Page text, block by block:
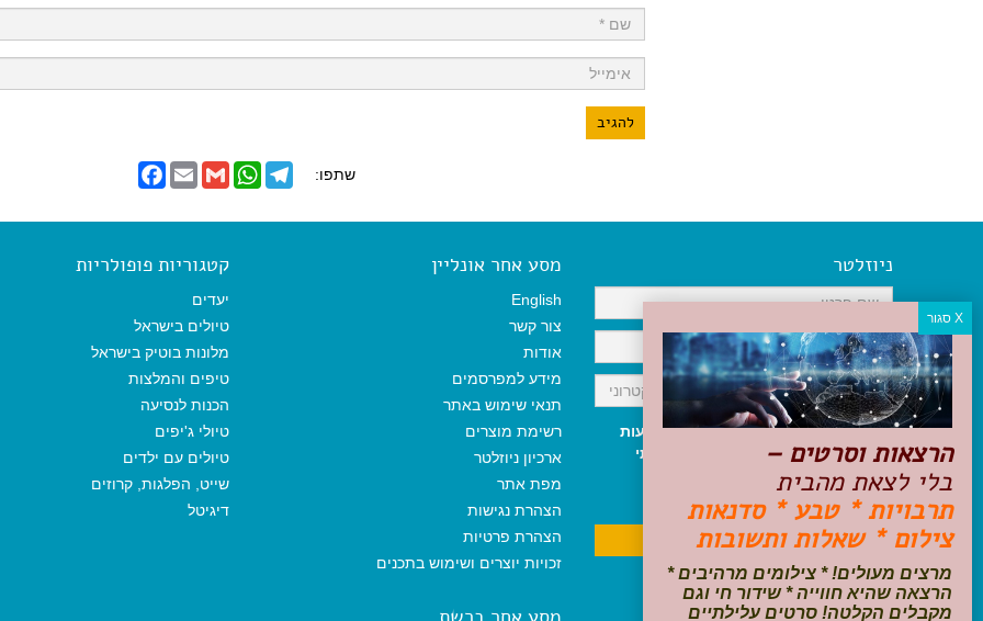
שתפו:
F
a
e
o
o
E
m
i
G
m
i
W
h
t
T
e
e
ניוזלטר
אני מאשר/ת קבלת ניוזלטר והודעות
שיווקיות, ומאשר/ת כי קראתי והסכמתי
לתקנון האתר ולמדיניות הפרטיות
ניתן לבטל את ההרשמה בכל עת
מסע אחר אונליין
English
צור קשר
אודות
מידע למפרסמים
תנאי שימוש באתר
רשימת מוצרים
ארכיון ניוזלטר
מפת אתר
הצהרת נגישות
הצהרת פרטיות
זכויות יוצרים ושימוש בתכנים
קטגוריות פופולריות
יעדים
טיולים בישראל
מלונות בוטיק בישראל
טיפים והמלצות
הכנות לנסיעה
טיולי ג'יפים
טיולים עם ילדים
שייט, הפלגות, קרוזים
דיגיטל
הרצאות וסרטים –
בלי לצאת מהבית
תרבויות * טבע * סדנאות
צילום * שאלות ותשובות
מרצים מעולים! * צילומים מרהיבים *
הרצאה שהיא חווייה * שידור חי וגם
מקבלים הקלטה! סרטים עלילתיים